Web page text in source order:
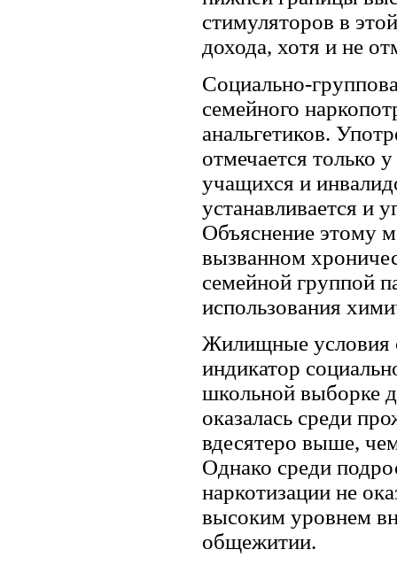
стимуляторов в
дохода, хотя и не
Социально-
семейного
анальгетиков.
отмечается только
учащихся и
устанавливается и
Объяснение этому
вызванном
семейной группой
использования
Жилищные условия
индикатор
школьной выборке
оказалась среди
вдесятеро выше,
Однако среди
наркотизации не
высоким уровнем
общежитии.